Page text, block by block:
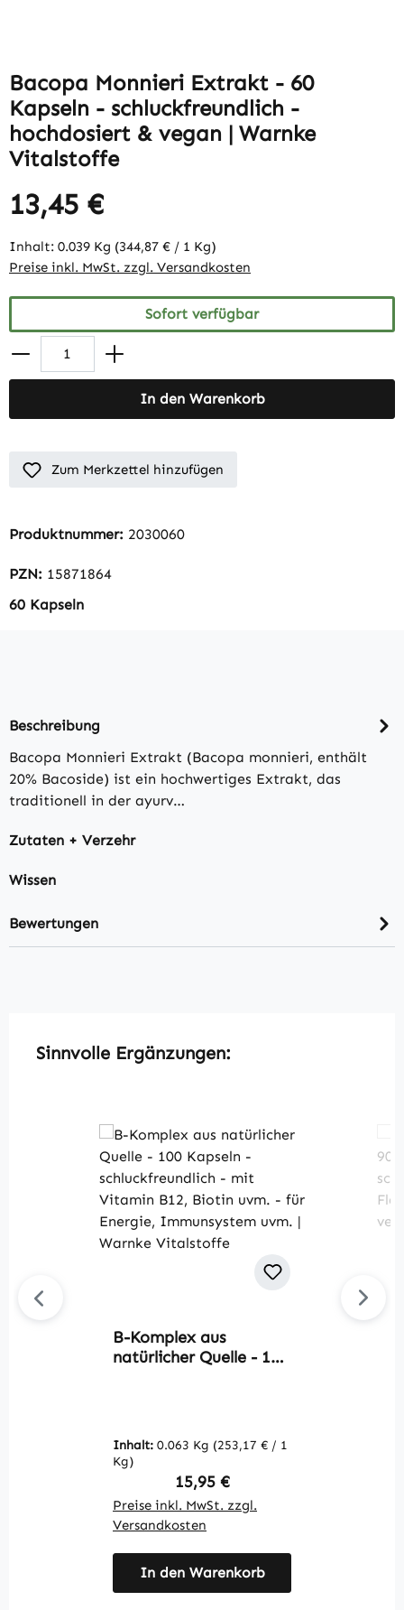
Bacopa Monnieri Extrakt - 60
Kapseln - schluckfreundlich -
hochdosiert & vegan | Warnke
Vitalstoffe
13,45 €
Inhalt: 0.039 Kg (344,87 € / 1 Kg)
Preise inkl. MwSt. zzgl. Versandkosten
Sofort verfügbar
In den Warenkorb
Zum Merkzettel hinzufügen
Produktnummer: 2030060
PZN: 15871864
60 Kapseln
Beschreibung
Bacopa Monnieri Extrakt (Bacopa monnieri, enthält
20% Bacoside) ist ein hochwertiges Extrakt, das
traditionell in der ayurv…
Zutaten + Verzehr
Wissen
Bewertungen
Produktgalerie überspringen
Sinnvolle Ergänzungen:
B-Komplex aus
natürlicher Quelle - 100
uvm. - für Energie,
Immunsystem uvm. |
Warnke Vitalstoffe
Inhalt: 0.063 Kg (253,17 € / 1
Kg)
Regulärer Preis:
15,95 €
Preise inkl. MwSt. zzgl.
Versandkosten
In den Warenkorb